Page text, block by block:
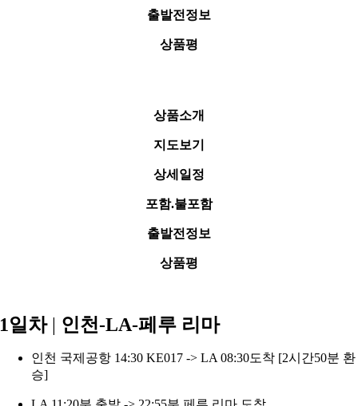
출발전정보
상품평
상품소개
지도보기
상세일정
포함.불포함
출발전정보
상품평
1일차 | 인천-LA-페루 리마
인천 국제공항 14:30 KE017 -> LA 08:30도착 [2시간50분 환
승]